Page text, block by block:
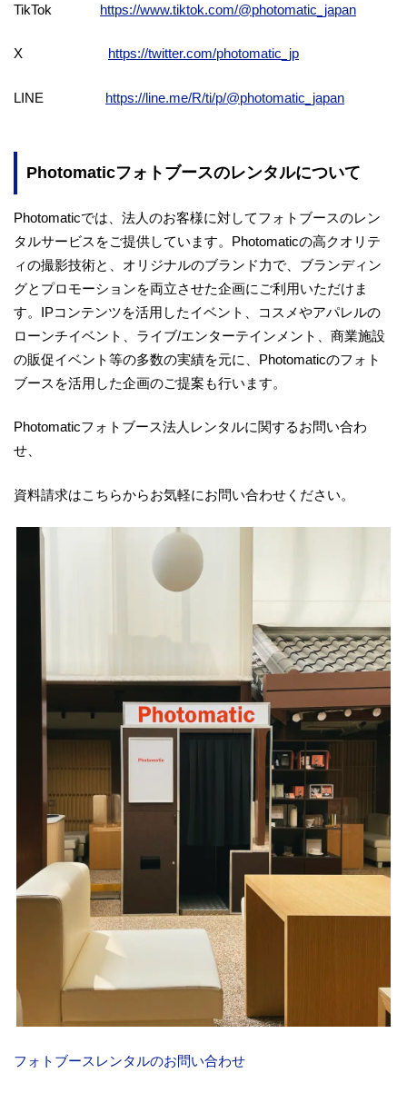
TikTok https://www.tiktok.com/@photomatic_japan
X https://twitter.com/photomatic_jp
LINE https://line.me/R/ti/p/@photomatic_japan
Photomaticフォトブースのレンタルについて
Photomaticでは、法人のお客様に対してフォトブースのレン
タルサービスをご提供しています。Photomaticの高クオリテ
ィの撮影技術と、オリジナルのブランド力で、ブランディン
グとプロモーションを両立させた企画にご利用いただけま
す。IPコンテンツを活用したイベント、コスメやアパレルの
ローンチイベント、ライブ/エンターテインメント、商業施設
の販促イベント等の多数の実績を元に、Photomaticのフォト
ブースを活用した企画のご提案も行います。
Photomaticフォトブース法人レンタルに関するお問い合わ
せ、
資料請求はこちらからお気軽にお問い合わせください。
フォトブースレンタルのお問い合わせ